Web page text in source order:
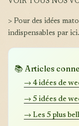
> Pour des idées matos de bivouac, retrouvez nos 10
indispensables par ici.
📚 Articles
→ 4 idées de
→ 5 idées de
→ Les 5 plus